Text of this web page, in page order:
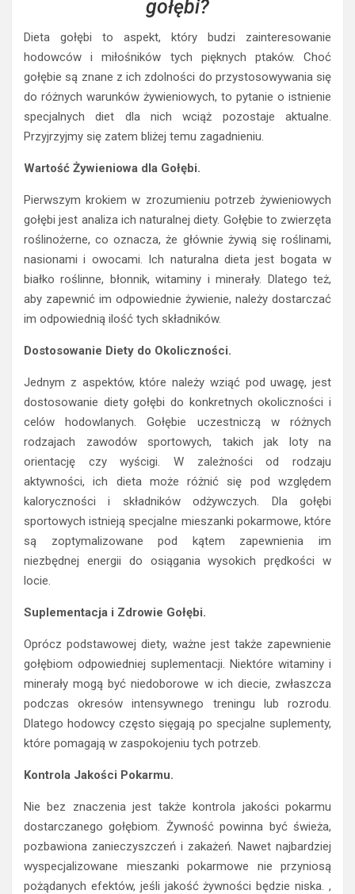
gołębi?
Dieta gołębi to aspekt, który budzi zainteresowanie
hodowców i miłośników tych pięknych ptaków. Choć
gołębie są znane z ich zdolności do przystosowywania się
do różnych warunków żywieniowych, to pytanie o istnienie
specjalnych diet dla nich wciąż pozostaje aktualne.
Przyjrzyjmy się zatem bliżej temu zagadnieniu.
Wartość Żywieniowa dla Gołębi.
Pierwszym krokiem w zrozumieniu potrzeb żywieniowych
gołębi jest analiza ich naturalnej diety. Gołębie to zwierzęta
roślinożerne, co oznacza, że głównie żywią się roślinami,
nasionami i owocami. Ich naturalna dieta jest bogata w
białko roślinne, błonnik, witaminy i minerały. Dlatego też,
aby zapewnić im odpowiednie żywienie, należy dostarczać
im odpowiednią ilość tych składników.
Dostosowanie Diety do Okoliczności.
Jednym z aspektów, które należy wziąć pod uwagę, jest
dostosowanie diety gołębi do konkretnych okoliczności i
celów hodowlanych. Gołębie uczestniczą w różnych
rodzajach zawodów sportowych, takich jak loty na
orientację czy wyścigi. W zależności od rodzaju
aktywności, ich dieta może różnić się pod względem
kaloryczności i składników odżywczych. Dla gołębi
sportowych istnieją specjalne mieszanki pokarmowe, które
są zoptymalizowane pod kątem zapewnienia im
niezbędnej energii do osiągania wysokich prędkości w
locie.
Suplementacja i Zdrowie Gołębi.
Oprócz podstawowej diety, ważne jest także zapewnienie
gołębiom odpowiedniej suplementacji. Niektóre witaminy i
minerały mogą być niedoborowe w ich diecie, zwłaszcza
podczas okresów intensywnego treningu lub rozrodu.
Dlatego hodowcy często sięgają po specjalne suplementy,
które pomagają w zaspokojeniu tych potrzeb.
Kontrola Jakości Pokarmu.
Nie bez znaczenia jest także kontrola jakości pokarmu
dostarczanego gołębiom. Żywność powinna być świeża,
pozbawiona zanieczyszczeń i zakażeń. Nawet najbardziej
wyspecjalizowane mieszanki pokarmowe nie przyniosą
pożądanych efektów, jeśli jakość żywności będzie niska. ,